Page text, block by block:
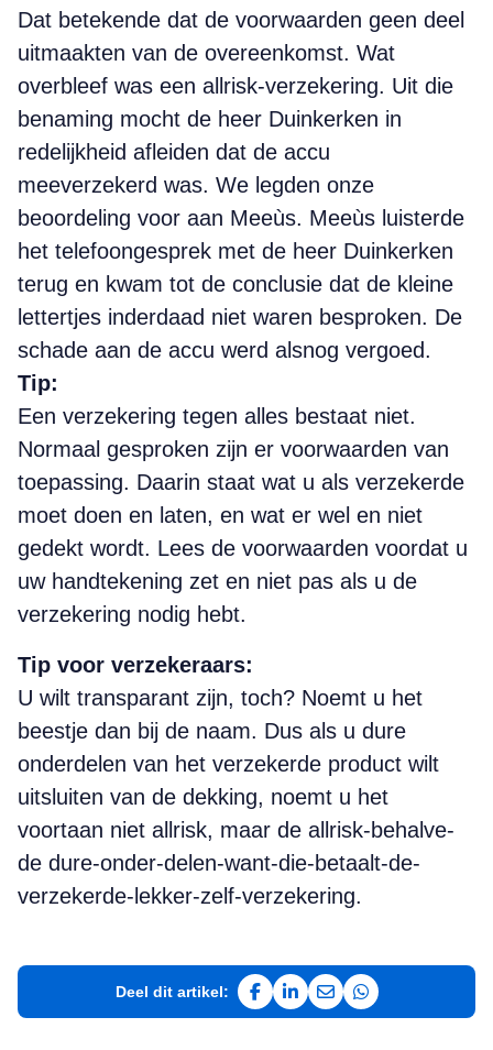
Dat betekende dat de voorwaarden geen deel
uitmaakten van de overeenkomst. Wat
overbleef was een allrisk-verzekering. Uit die
benaming mocht de heer Duinkerken in
redelijkheid afleiden dat de accu
meeverzekerd was. We legden onze
beoordeling voor aan Meeùs. Meeùs luisterde
het telefoongesprek met de heer Duinkerken
terug en kwam tot de conclusie dat de kleine
lettertjes inderdaad niet waren besproken. De
schade aan de accu werd alsnog vergoed.
Tip:
Een verzekering tegen alles bestaat niet.
Normaal gesproken zijn er voorwaarden van
toepassing. Daarin staat wat u als verzekerde
moet doen en laten, en wat er wel en niet
gedekt wordt. Lees de voorwaarden voordat u
uw hand­tekening zet en niet pas als u de
verzekering nodig hebt.
Tip voor verzekeraars:
U wilt transparant zijn, toch? Noemt u het
beestje dan bij de naam. Dus als u dure
onderdelen van het verzekerde product wilt
uitsluiten van de dekking, noemt u het
voortaan niet allrisk, maar de allrisk-behalve-
de dure-onder-delen-want-die-betaalt-de-
verzekerde-lekker-zelf-verzekering.
Deel dit artikel:
Deel op Facebook
Deel op LinkedIn
Deel via e-mail
Deel via